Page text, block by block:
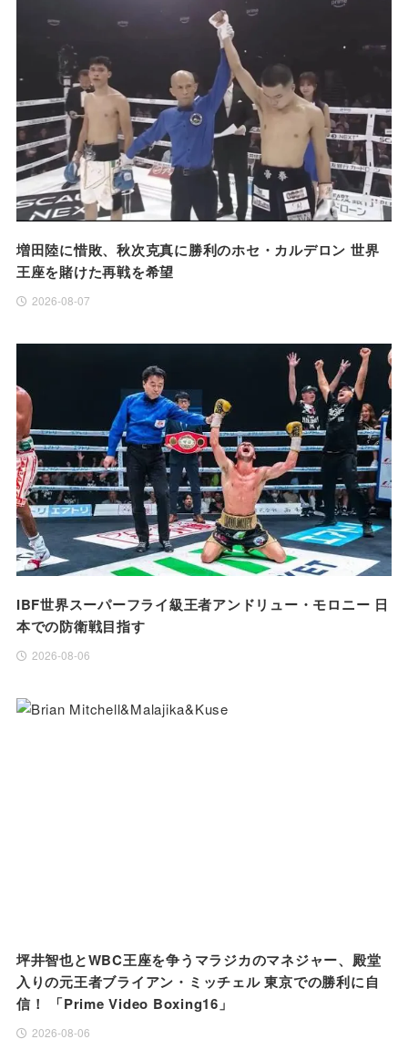
増田陸に惜敗、秋次克真に勝利のホセ・カルデロン 世界
王座を賭けた再戦を希望
2026-08-07
IBF世界スーパーフライ級王者アンドリュー・モロニー 日
本での防衛戦目指す
2026-08-06
坪井智也とWBC王座を争うマラジカのマネジャー、殿堂
入りの元王者ブライアン・ミッチェル 東京での勝利に自
信！ 「Prime Video Boxing16」
2026-08-06